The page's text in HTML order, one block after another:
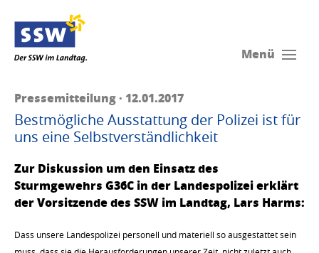
Menü
Pressemitteilung · 12.01.2017
Bestmögliche Ausstattung der Polizei ist für
uns eine Selbstverständlichkeit
Zur Diskussion um den Einsatz des
Sturmgewehrs G36C in der Landespolizei erklärt
der Vorsitzende des SSW im Landtag, Lars Harms:
Dass unsere Landespolizei personell und materiell so ausgestattet sein